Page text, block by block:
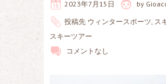
2023年7月15日 by
投稿先 ウィンタースポーツ ス
スキーツアー
コメントなし